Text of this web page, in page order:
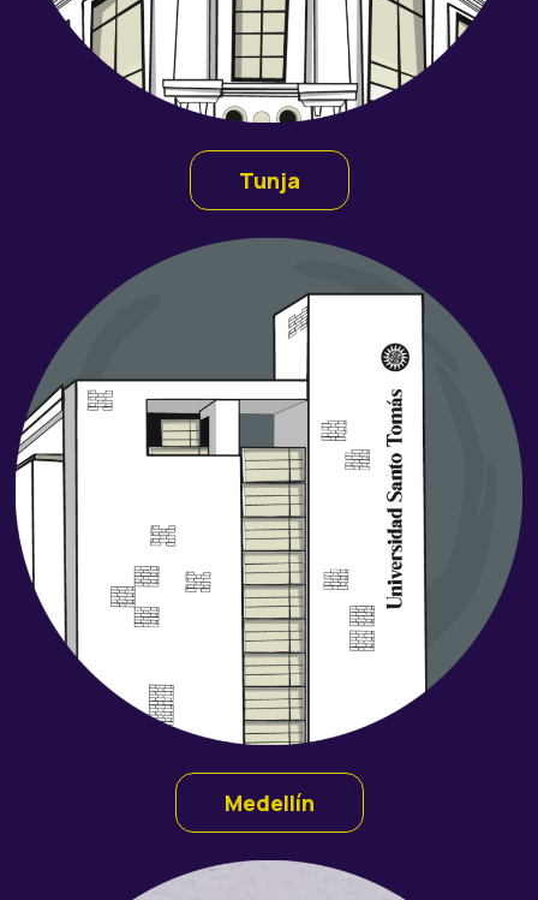
Tunja
Medellín